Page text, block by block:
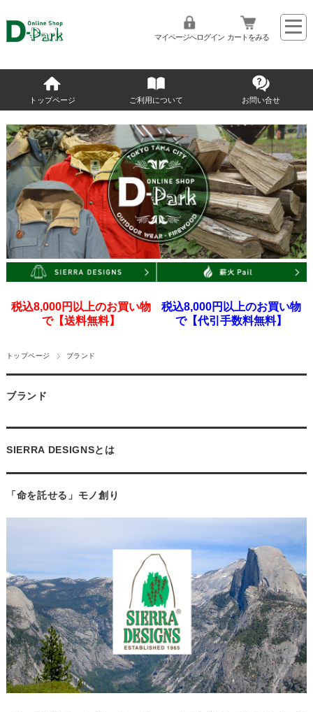
マイページへログイン カートをみる
トップページ ご利用について お問い合せ
税込8,000円以上のお買い物
で【送料無料】
税込8,000円以上のお買い物
で【代引手数料無料】
トップページ ブランド
ブランド
SIERRA DESIGNSとは
「命を託せる」モノ創り